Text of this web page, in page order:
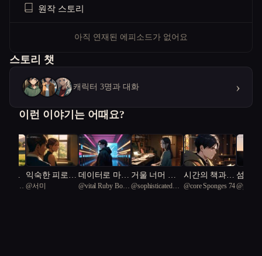
원작 스토리
아직 연재된 에피소드가 없어요
스토리 챗
캐릭터 3명과 대화 ›
이런 이야기는 어때요?
, 가
익숙한 피로가
따뜻해지는 순
@서미
데이터로 마음
을 숨기는 남
@vital Ruby Boa
거울 너머 가
족이 바뀌었다
@sophisticated
시간의 책과
상처의 여정
@core Sponges 74
섬마
노 소
@